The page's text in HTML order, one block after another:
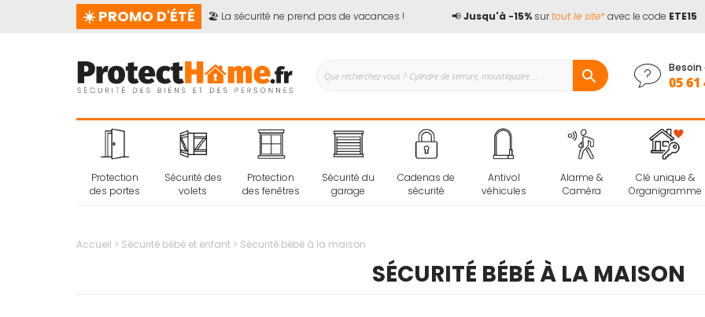
☀️ PROMO D'ÉTÉ🏖️ La sécurité ne prend pas de vacances ! Jusqu'à -15%sur tout le site*avec le codeETE15
Besoin
05 61
Protection
des portes
Sécurité des
volets
Protection
des fenêtres
Sécurité du
garage
Cadenas de
sécurité
Antivol
véhicules
Alarme &
Caméra
Clé unique &
Organigramme
Accueil Sécurité bébé et enfant Sécurité bébé à la maison
SÉCURITÉ BÉBÉ À LA MAISON